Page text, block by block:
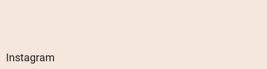
Instagram